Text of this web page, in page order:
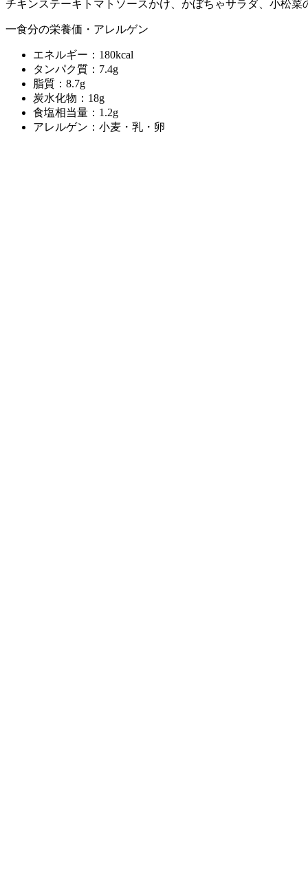
チキンステーキトマトソースかけ、かぼちゃサラダ、小松菜
一食分の栄養価・アレルゲン
エネルギー：180kcal
タンパク質：7.4g
脂質：8.7g
炭水化物：18g
食塩相当量：1.2g
アレルゲン：小麦・乳・卵